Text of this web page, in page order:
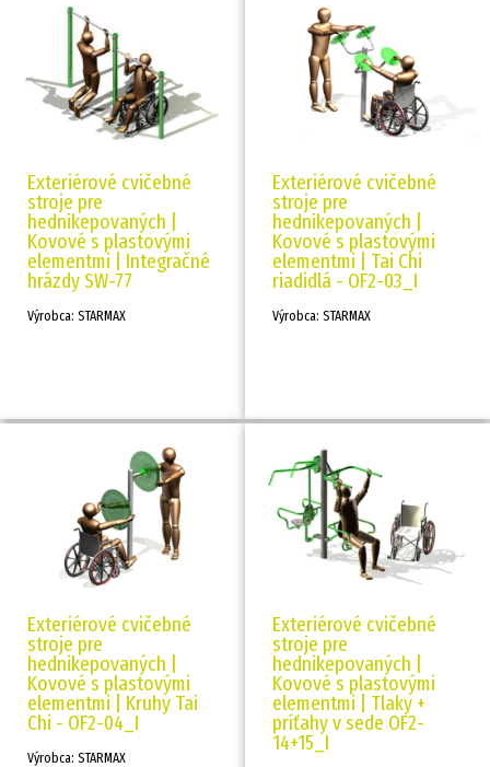
Exteriérové cvičebné
stroje pre
hednikepovaných |
Kovové s plastovými
elementmi | Integračné
hrázdy SW-77
Výrobca: STARMAX
Exteriérové cvičebné
stroje pre
hednikepovaných |
Kovové s plastovými
elementmi | Tai Chi
riadidlá - OF2-03_I
Výrobca: STARMAX
Exteriérové cvičebné
stroje pre
hednikepovaných |
Kovové s plastovými
elementmi | Kruhy Tai
Chi - OF2-04_I
Výrobca: STARMAX
Exteriérové cvičebné
stroje pre
hednikepovaných |
Kovové s plastovými
elementmi | Tlaky +
príťahy v sede OF2-
14+15_I